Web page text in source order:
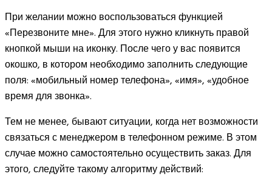
При желании можно воспользоваться функцией
«Перезвоните мне». Для этого нужно кликнуть правой
кнопкой мыши на иконку. После чего у вас появится
окошко, в котором необходимо заполнить следующие
поля: «мобильный номер телефона», «имя», «удобное
время для звонка».
Тем не менее, бывают ситуации, когда нет возможности
связаться с менеджером в телефонном режиме. В этом
случае можно самостоятельно осуществить заказ. Для
этого, следуйте такому алгоритму действий: